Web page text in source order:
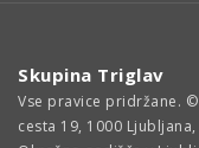
Skupina Triglav
Vse pravice pridržane.
cesta 19, 1000